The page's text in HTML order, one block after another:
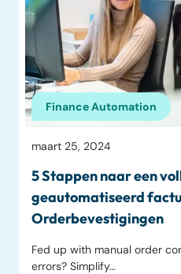
Finance Automation
maart 25, 2024
5 Stappen naar een
geautomatiseerd
Orderbevestigingen
Fed up with manual order
errors? Simplify…